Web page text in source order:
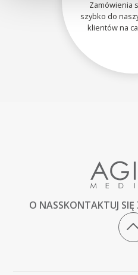
Zamówienia
szybko do
klientów na
O NASSKONTAKTUJ